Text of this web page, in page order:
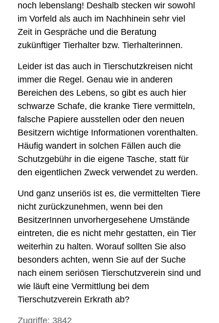
noch lebenslang! Deshalb stecken wir sowohl
im Vorfeld als auch im Nachhinein sehr viel
Zeit in Gespräche und die Beratung
zukünftiger Tierhalter bzw. Tierhalterinnen.
Leider ist das auch in Tierschutzkreisen nicht
immer die Regel. Genau wie in anderen
Bereichen des Lebens, so gibt es auch hier
schwarze Schafe, die kranke Tiere vermitteln,
falsche Papiere ausstellen oder den neuen
Besitzern wichtige Informationen vorenthalten.
Häufig wandert in solchen Fällen auch die
Schutzgebühr in die eigene Tasche, statt für
den eigentlichen Zweck verwendet zu werden.
Und ganz unseriös ist es, die vermittelten Tiere
nicht zurückzunehmen, wenn bei den
BesitzerInnen unvorhergesehene Umstände
eintreten, die es nicht mehr gestatten, ein Tier
weiterhin zu halten. Worauf sollten Sie also
besonders achten, wenn Sie auf der Suche
nach einem seriösen Tierschutzverein sind und
wie läuft eine Vermittlung bei dem
Tierschutzverein Erkrath ab?
Details
Zugriffe: 3842